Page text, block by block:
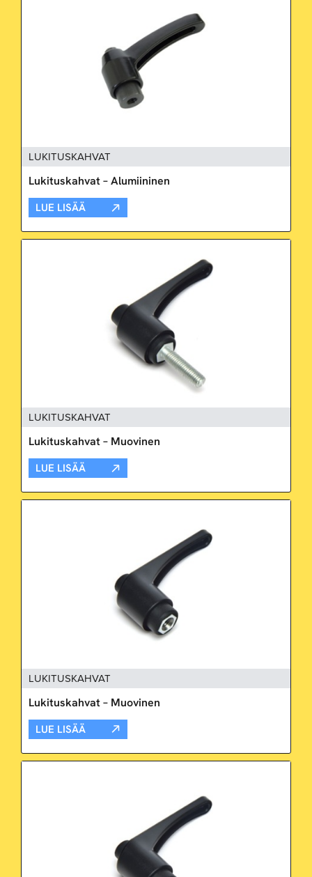
LUKITUSKAHVAT
Lukituskahvat – Alumiininen
LUE LISÄÄ
LUKITUSKAHVAT
Lukituskahvat – Muovinen
LUE LISÄÄ
LUKITUSKAHVAT
Lukituskahvat – Muovinen
LUE LISÄÄ